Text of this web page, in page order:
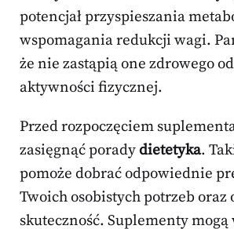
potencjał przyspieszania
wspomagania redukcji wagi.
że nie zastąpią one zdrowego
aktywności fizycznej.
Przed rozpoczęciem
zasięgnąć poradydietetyka.
pomoże dobrać odpowiednie
Twoich osobistych potrzeb oraz
skuteczność. Suplementy mogą